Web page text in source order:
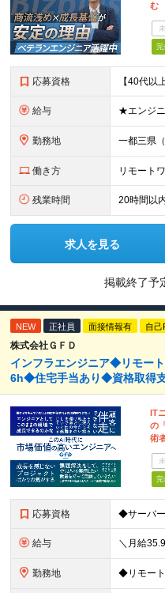
む
完
応募資格
給与
勤務地
働き方 リモート
残業時間 20時間以
求人を見る
掲載終了予
NEW 正社員 面接情報有 自己
株式会社ＧＦＤ
インフラエンジニア◆リモー
6h◆住宅手当あり◆資格取得
IT
の
術
完
応募資格
給与
勤務地